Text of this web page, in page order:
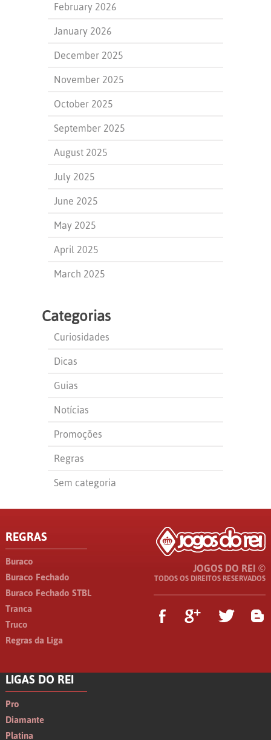
February 2026
January 2026
December 2025
November 2025
October 2025
September 2025
August 2025
July 2025
June 2025
May 2025
April 2025
March 2025
Categorias
Curiosidades
Dicas
Guias
Notícias
Promoções
Regras
Sem categoria
REGRAS
Buraco
Buraco Fechado
Buraco Fechado STBL
Tranca
Truco
Regras da Liga
LIGAS DO REI
Pro
Diamante
Platina
JOGOS DO REI ©
TODOS OS DIREITOS RESERVADOS